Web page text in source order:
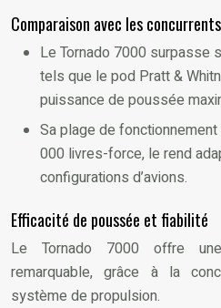
Comparaison avec les concurrents
Le Tornado 7000 surpasse
tels que le pod Pratt &
puissance de poussée
Sa plage de
000 livres-force, le rend
configurations d’avions.
Efficacité de poussée et fiabilité
Le Tornado 7000 offre
remarquable, grâce à la
système de propulsion.